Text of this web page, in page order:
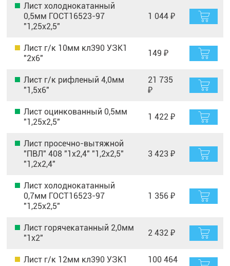
Лист холоднокатанный
0,5мм ГОСТ16523-97
"1,25х2,5"
1 044 ₽
Лист г/к 10мм кл390 УЗК1
"2х6"
149 ₽
Лист г/к рифленый 4,0мм
"1,5х6"
21 735
₽
Лист оцинкованный 0,5мм
"1,25х2,5"
1 422 ₽
Лист просечно-вытяжной
"ПВЛ" 408 "1х2,4" "1,2х2,5"
"1,2х2,4"
3 423 ₽
Лист холоднокатанный
0,7мм ГОСТ16523-97
"1,25х2,5"
1 356 ₽
Лист горячекатанный 2,0мм
"1х2"
2 432 ₽
Лист г/к 12мм кл390 УЗК1
100 464